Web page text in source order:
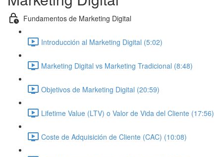
Fundamentos de Marketing Digital
Introducción al Marketing Digital (5:02)
Marketing Digital vs Marketing Tradicional (8:48)
Objetivos de Marketing Digital (20:59)
Lifetime Value (LTV) o Valor de Vida del Cliente (17:56)
Coste de Adquisición de Cliente (CAC) (10:08)